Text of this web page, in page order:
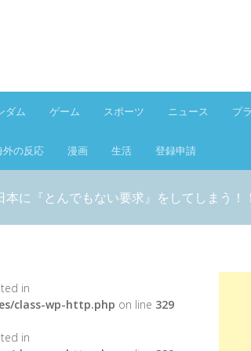
ダム ゲーム スポーツ ニュース プ
外の反応 漫画 生活 登録申請
本に『とんでもない要求』をしてしまう！
in
class-wp-http.php on line 329
in